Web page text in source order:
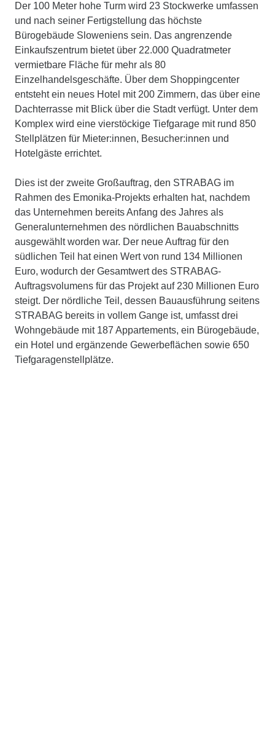
Der 100 Meter hohe Turm wird 23 Stockwerke umfassen
und nach seiner Fertigstellung das höchste
Bürogebäude Sloweniens sein. Das angrenzende
Einkaufszentrum bietet über 22.000 Quadratmeter
vermietbare Fläche für mehr als 80
Einzelhandelsgeschäfte. Über dem Shoppingcenter
entsteht ein neues Hotel mit 200 Zimmern, das über eine
Dachterrasse mit Blick über die Stadt verfügt. Unter dem
Komplex wird eine vierstöckige Tiefgarage mit rund 850
Stellplätzen für Mieter:innen, Besucher:innen und
Hotelgäste errichtet.
Dies ist der zweite Großauftrag, den STRABAG im
Rahmen des Emonika-Projekts erhalten hat, nachdem
das Unternehmen bereits Anfang des Jahres als
Generalunternehmen des nördlichen Bauabschnitts
ausgewählt worden war. Der neue Auftrag für den
südlichen Teil hat einen Wert von rund 134 Millionen
Euro, wodurch der Gesamtwert des STRABAG-
Auftragsvolumens für das Projekt auf 230 Millionen Euro
steigt. Der nördliche Teil, dessen Bauausführung seitens
STRABAG bereits in vollem Gange ist, umfasst drei
Wohngebäude mit 187 Appartements, ein Bürogebäude,
ein Hotel und ergänzende Gewerbeflächen sowie 650
Tiefgaragenstellplätze.